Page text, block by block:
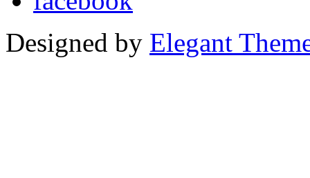
Designed by Elegant